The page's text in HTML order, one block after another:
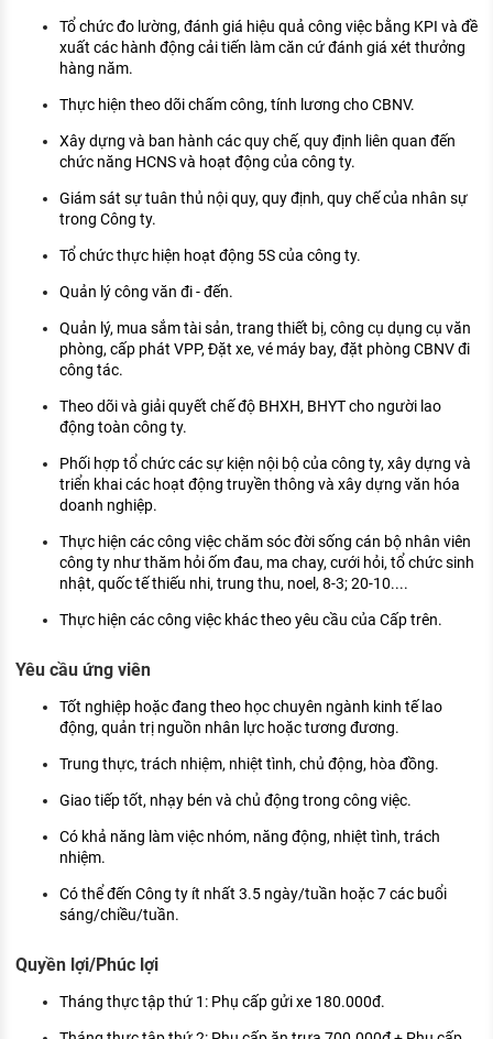
TUYỂN DỤNG VIỆC LÀM
Tổ chức đo lường, đánh giá hiệu quả công việc bằng KPI và đề
xuất các hành động cải tiến làm căn cứ đánh giá xét thưởng
hàng năm.
Thực hiện theo dõi chấm công, tính lương cho CBNV.
Xây dựng và ban hành các quy chế, quy định liên quan đến
chức năng HCNS và hoạt động của công ty.
Giám sát sự tuân thủ nội quy, quy định, quy chế của nhân sự
trong Công ty.
Tổ chức thực hiện hoạt động 5S của công ty.
Quản lý công văn đi - đến.
Quản lý, mua sắm tài sản, trang thiết bị, công cụ dụng cụ văn
phòng, cấp phát VPP, Đặt xe, vé máy bay, đặt phòng CBNV đi
công tác.
Theo dõi và giải quyết chế độ BHXH, BHYT cho người lao
động toàn công ty.
Phối hợp tổ chức các sự kiện nội bộ của công ty, xây dựng và
triển khai các hoạt động truyền thông và xây dựng văn hóa
doanh nghiệp.
Thực hiện các công việc chăm sóc đời sống cán bộ nhân viên
công ty như thăm hỏi ốm đau, ma chay, cưới hỏi, tổ chức sinh
nhật, quốc tế thiếu nhi, trung thu, noel, 8-3; 20-10....
Thực hiện các công việc khác theo yêu cầu của Cấp trên.
Yêu cầu ứng viên
Tốt nghiệp hoặc đang theo học chuyên ngành kinh tế lao
động, quản trị nguồn nhân lực hoặc tương đương.
Trung thực, trách nhiệm, nhiệt tình, chủ động, hòa đồng.
Giao tiếp tốt, nhạy bén và chủ động trong công việc.
Có khả năng làm việc nhóm, năng động, nhiệt tình, trách
nhiệm.
Có thể đến Công ty ít nhất 3.5 ngày/tuần hoặc 7 các buổi
sáng/chiều/tuần.
Quyền lợi/Phúc lợi
Tháng thực tập thứ 1: Phụ cấp gửi xe 180.000đ.